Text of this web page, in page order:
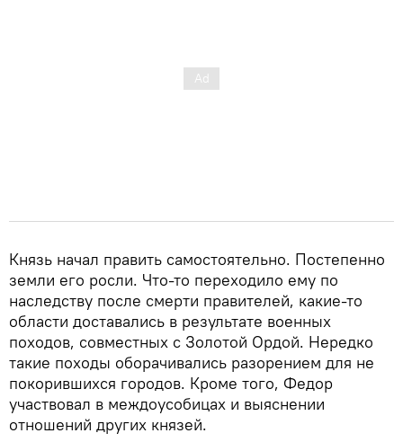
Князь начал править самостоятельно. Постепенно
земли его росли. Что-то переходило ему по
наследству после смерти правителей, какие-то
области доставались в результате военных
походов, совместных с Золотой Ордой. Нередко
такие походы оборачивались разорением для не
покорившихся городов. Кроме того, Федор
участвовал в междоусобицах и выяснении
отношений других князей.